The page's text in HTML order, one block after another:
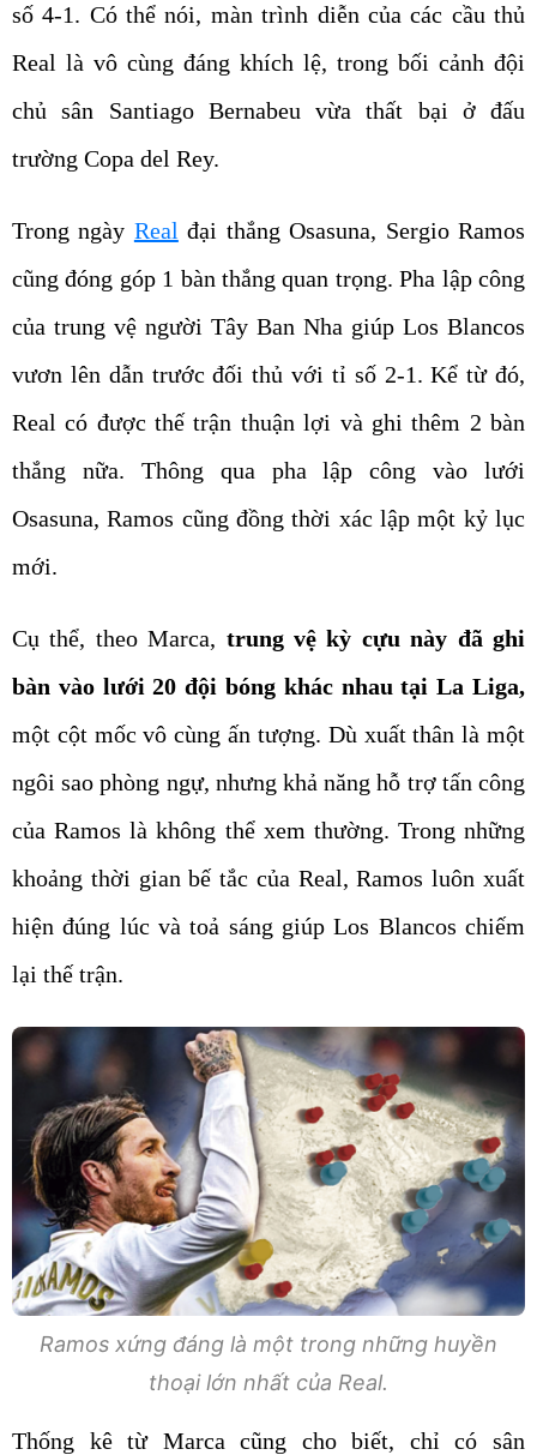
số 4-1. Có thể nói, màn trình diễn của các cầu thủ
Real là vô cùng đáng khích lệ, trong bối cảnh đội
chủ sân Santiago Bernabeu vừa thất bại ở đấu
trường Copa del Rey.
Trong ngày Real đại thắng Osasuna, Sergio Ramos
cũng đóng góp 1 bàn thắng quan trọng. Pha lập công
của trung vệ người Tây Ban Nha giúp Los Blancos
vươn lên dẫn trước đối thủ với tỉ số 2-1. Kể từ đó,
Real có được thế trận thuận lợi và ghi thêm 2 bàn
thắng nữa. Thông qua pha lập công vào lưới
Osasuna, Ramos cũng đồng thời xác lập một kỷ lục
mới.
Cụ thể, theo Marca, trung vệ kỳ cựu này đã ghi
bàn vào lưới 20 đội bóng khác nhau tại La Liga,
một cột mốc vô cùng ấn tượng. Dù xuất thân là một
ngôi sao phòng ngự, nhưng khả năng hỗ trợ tấn công
của Ramos là không thể xem thường. Trong những
khoảng thời gian bế tắc của Real, Ramos luôn xuất
hiện đúng lúc và toả sáng giúp Los Blancos chiếm
lại thế trận.
Ramos xứng đáng là một trong những huyền
thoại lớn nhất của Real.
Thống kê từ Marca cũng cho biết, chỉ có sân